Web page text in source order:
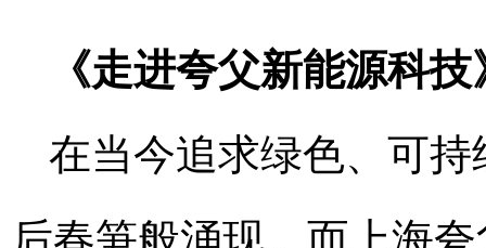
《走进夸父新能源科技
在当今追求绿色、可